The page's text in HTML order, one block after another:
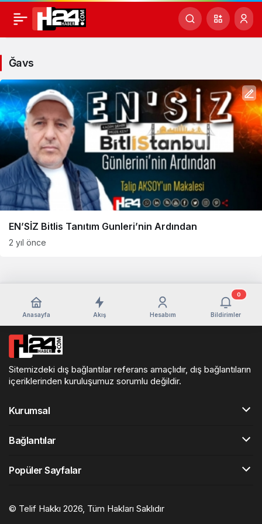
Ğavs
Haberleri
Ğavs
EN’SİZ Bitlis Tanıtım Gunleri’nin Ardından
2 yıl önce
Anasayfa Akış Hesabım Bildirimler
0
Sitemizdeki dış bağlantılar referans amaçlıdır, dış bağlantıların
içeriklerinden kuruluşumuz sorumlu değildir.
Kurumsal
Bağlantılar
Popüler Sayfalar
© Telif Hakkı 2026, Tüm Hakları Saklıdır